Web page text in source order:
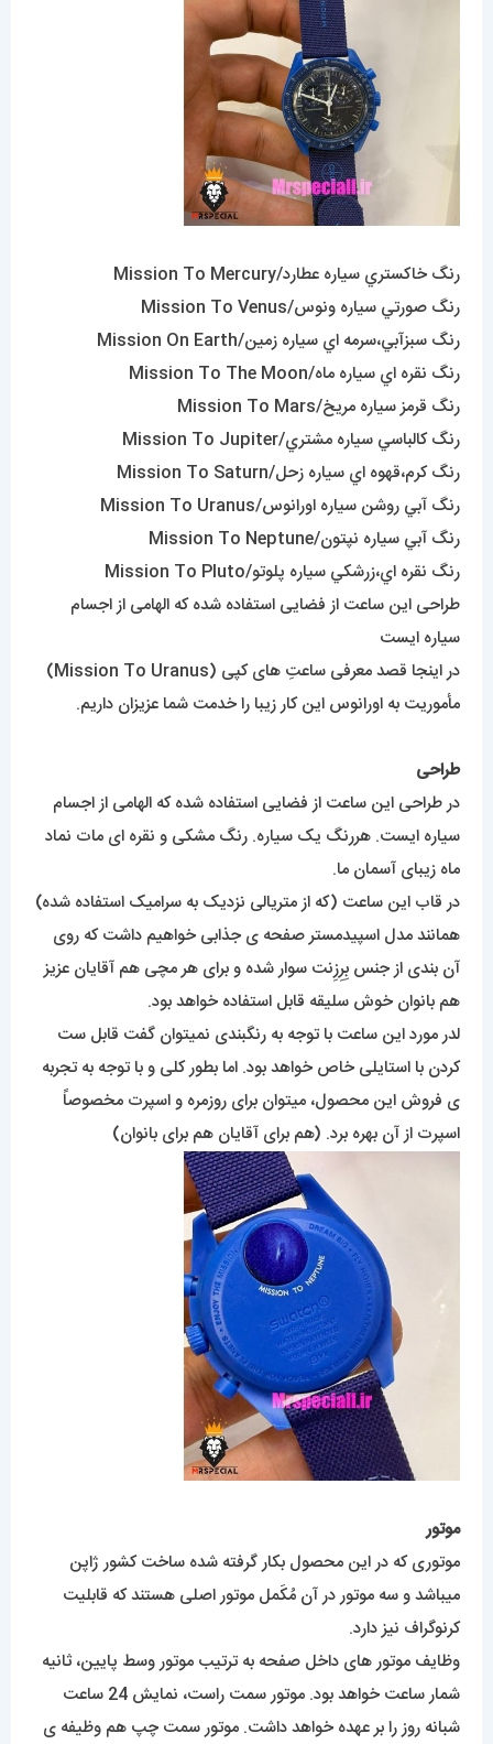
رنگ خاکستري سياره عطارد/Mission To Mercury
رنگ صورتي سياره ونوس/Mission To Venus
رنگ سبزآبي،سرمه اي سياره زمين/Mission On Earth
رنگ نقره اي سياره ماه/Mission To The Moon
رنگ قرمز سياره مريخ/Mission To Mars
رنگ کالباسي سياره مشتري/Mission To Jupiter
رنگ کرم،قهوه اي سياره زحل/Mission To Saturn
رنگ آبي روشن سياره اورانوس/Mission To Uranus
رنگ آبي سياره نپتون/Mission To Neptune
رنگ نقره اي،زرشکي سياره پلوتو/Mission To Pluto
طراحی این ساعت از فضایی استفاده شده که الهامی از اجسام
سیاره ایست
در اینجا قصد معرفی ساعتِ های کپی (Mission To Uranus)
مأموریت به اورانوس این کار زیبا را خدمت شما عزیزان داریم.
طراحی
در طراحی این ساعت از فضایی استفاده شده که الهامی از اجسام
سیاره ایست. هررنگ یک سیاره. رنگ مشکی و نقره ای مات نماد
ماه زیبای آسمان ما.
در قاب این ساعت (که از متریالی نزدیک به سرامیک استفاده شده)
همانند مدل اسپیدمستر صفحه ی جذابی خواهیم داشت که روی
آن بندی از جنس بِرِزِنت سوار شده و برای هر مچی هم آقایان عزیز
هم بانوان خوش سلیقه قابل استفاده خواهد بود.
لدر مورد این ساعت با توجه به رنگبندی نمیتوان گفت قابل ست
کردن با استایلی خاص خواهد بود. اما بطور کلی و با توجه به تجربه
ی فروش این محصول، میتوان برای روزمره و اسپرت مخصوصاً
اسپرت از آن بهره برد. (هم برای آقایان هم برای بانوان)
موتور
موتوری که در این محصول بکار گرفته شده ساخت کشور ژاپن
میباشد و سه موتور در آن مُکَمل موتور اصلی هستند که قابلیت
کرنوگراف نیز دارد.
وظایف موتور های داخل صفحه به ترتیب موتور وسط پایین، ثانیه
شمار ساعت خواهد بود. موتور سمت راست، نمایش 24 ساعت
شبانه روز را بر عهده خواهد داشت. موتور سمت چپ هم وظیفه ی